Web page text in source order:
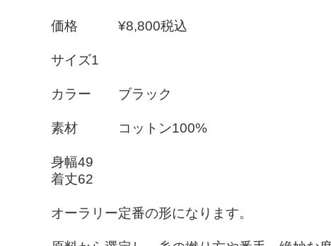
価格 ¥8,800税込
サイズ1
カラー ブラック
素材 コットン100%
身幅49
着丈62
オーラリー定番の形になります。